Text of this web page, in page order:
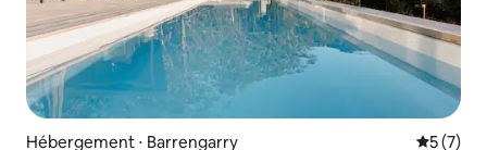
Hébergement ⋅ Barrengarry 5 (7)